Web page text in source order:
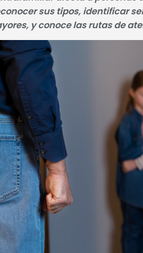
sus tipos, identificar
y conoce las rutas de